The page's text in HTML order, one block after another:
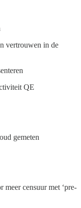
vertrouwen in de
QE
gemeten
censuur met ‘pre-